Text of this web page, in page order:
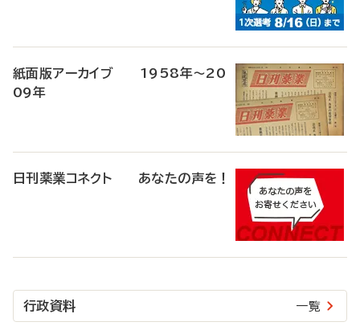
紙面版アーカイブ 1958年～20
09年
日刊薬業コネクト あなたの声を！
行政資料 一覧